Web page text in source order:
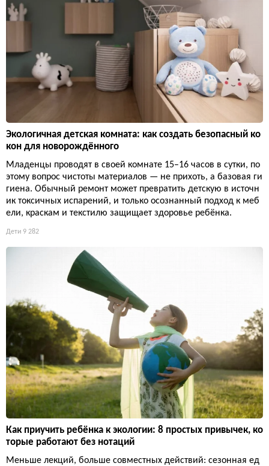
Экологичная детская комната: как создать безопасный ко
кон для новорождённого
Младенцы проводят в своей комнате 15–16 часов в сутки, по
этому вопрос чистоты материалов — не прихоть, а базовая ги
гиена. Обычный ремонт может превратить детскую в источн
ик токсичных испарений, и только осознанный подход к меб
ели, краскам и текстилю защищает здоровье ребёнка.
Дети 9 282
Как приучить ребёнка к экологии: 8 простых привычек, ко
торые работают без нотаций
Меньше лекций, больше совместных действий: сезонная ед